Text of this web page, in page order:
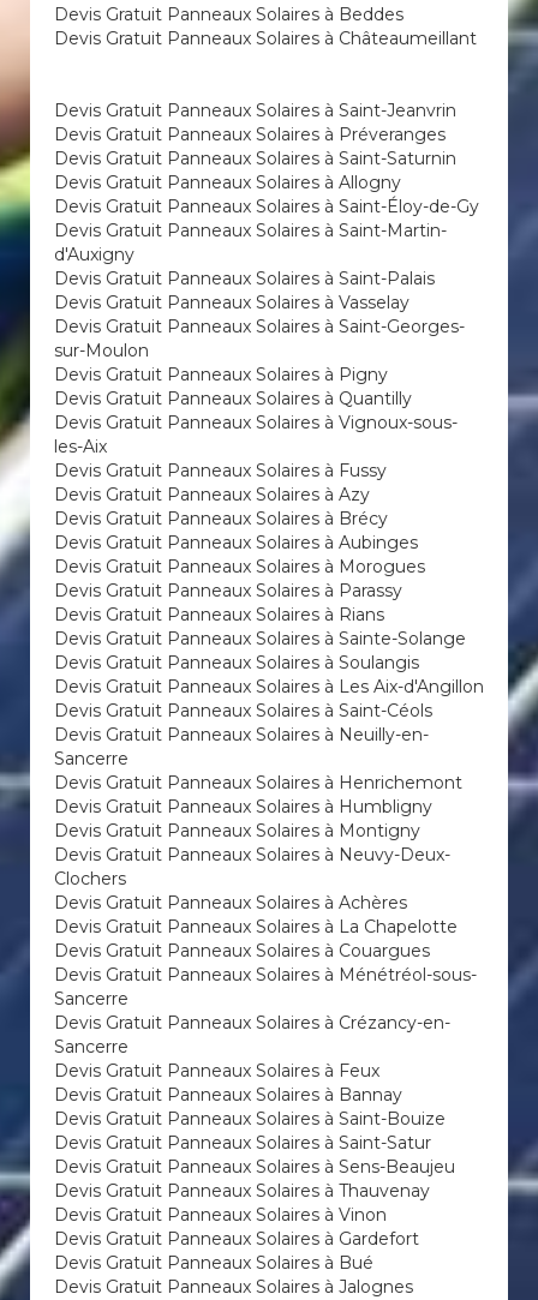
Devis Gratuit Panneaux Solaires à Beddes
Devis Gratuit Panneaux Solaires à Châteaumeillant
Devis Gratuit Panneaux Solaires à Saint-Jeanvrin
Devis Gratuit Panneaux Solaires à Préveranges
Devis Gratuit Panneaux Solaires à Saint-Saturnin
Devis Gratuit Panneaux Solaires à Allogny
Devis Gratuit Panneaux Solaires à Saint-Éloy-de-Gy
Devis Gratuit Panneaux Solaires à Saint-Martin-
d'Auxigny
Devis Gratuit Panneaux Solaires à Saint-Palais
Devis Gratuit Panneaux Solaires à Vasselay
Devis Gratuit Panneaux Solaires à Saint-Georges-
sur-Moulon
Devis Gratuit Panneaux Solaires à Pigny
Devis Gratuit Panneaux Solaires à Quantilly
Devis Gratuit Panneaux Solaires à Vignoux-sous-
les-Aix
Devis Gratuit Panneaux Solaires à Fussy
Devis Gratuit Panneaux Solaires à Azy
Devis Gratuit Panneaux Solaires à Brécy
Devis Gratuit Panneaux Solaires à Aubinges
Devis Gratuit Panneaux Solaires à Morogues
Devis Gratuit Panneaux Solaires à Parassy
Devis Gratuit Panneaux Solaires à Rians
Devis Gratuit Panneaux Solaires à Sainte-Solange
Devis Gratuit Panneaux Solaires à Soulangis
Devis Gratuit Panneaux Solaires à Les Aix-d'Angillon
Devis Gratuit Panneaux Solaires à Saint-Céols
Devis Gratuit Panneaux Solaires à Neuilly-en-
Sancerre
Devis Gratuit Panneaux Solaires à Henrichemont
Devis Gratuit Panneaux Solaires à Humbligny
Devis Gratuit Panneaux Solaires à Montigny
Devis Gratuit Panneaux Solaires à Neuvy-Deux-
Clochers
Devis Gratuit Panneaux Solaires à Achères
Devis Gratuit Panneaux Solaires à La Chapelotte
Devis Gratuit Panneaux Solaires à Couargues
Devis Gratuit Panneaux Solaires à Ménétréol-sous-
Sancerre
Devis Gratuit Panneaux Solaires à Crézancy-en-
Sancerre
Devis Gratuit Panneaux Solaires à Feux
Devis Gratuit Panneaux Solaires à Bannay
Devis Gratuit Panneaux Solaires à Saint-Bouize
Devis Gratuit Panneaux Solaires à Saint-Satur
Devis Gratuit Panneaux Solaires à Sens-Beaujeu
Devis Gratuit Panneaux Solaires à Thauvenay
Devis Gratuit Panneaux Solaires à Vinon
Devis Gratuit Panneaux Solaires à Gardefort
Devis Gratuit Panneaux Solaires à Bué
Devis Gratuit Panneaux Solaires à Jalognes